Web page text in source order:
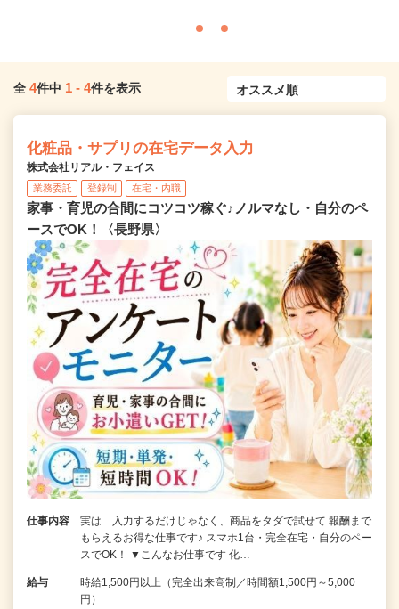
全 4件中 1 - 4件を表示
化粧品・サプリの在宅データ入力
株式会社リアル・フェイス
業務委託 登録制 在宅・内職
家事・育児の合間にコツコツ稼ぐ♪ノルマなし・自分のペ
ースでOK！〈長野県〉
仕事内容
実は…入力するだけじゃなく、商品をタダで試せて 報酬まで
もらえるお得な仕事です♪ スマホ1台・完全在宅・自分のペー
スでOK！ ▼こんなお仕事です 化…
給与
時給1,500円以上（完全出来高制／時間額1,500円～5,000
円）